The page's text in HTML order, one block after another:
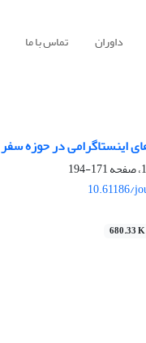
داوران تماس با ما
اینستاگرامی در حوزه سفر
171-194
10.61186/
680.33 K